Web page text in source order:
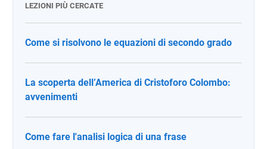
LEZIONI PIÙ CERCATE
Come si risolvono le equazioni di secondo grado
La scoperta dell’America di Cristoforo Colombo:
avvenimenti
Come fare l'analisi logica di una frase